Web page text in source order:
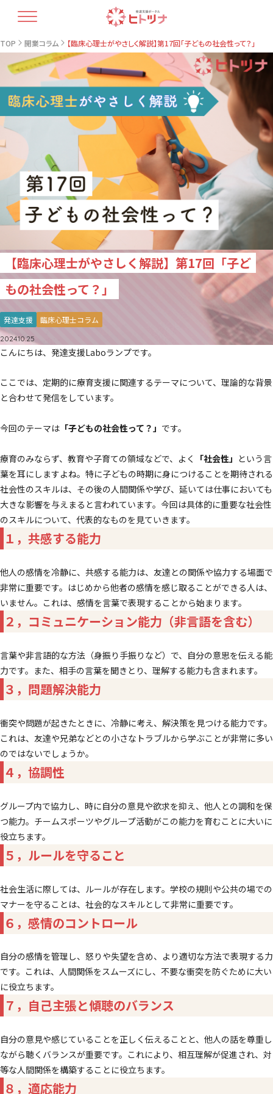
TOP
ヒトツナについて
支援プラン
療育人材育成
開業コラム
最新情報
お問い合せ・資料請求
TOP 開業コラム 【臨床心理士がやさしく解説】第17回「子どもの社会性って？」
【臨床心理士がやさしく解説】第17回「子ど
もの社会性って？」
発達支援 臨床心理士コラム
2024.10.25
こんにちは、発達支援Laboランプです。
ここでは、定期的に療育支援に関連するテーマについて、理論的な背景
と合わせて発信をしています。
今回のテーマは 「子どもの社会性って？」 です。
療育のみならず、教育や子育ての領域などで、よく 「社会性」 という言
葉を耳にしますよね。特に子どもの時期に身につけることを期待される
社会性のスキルは、その後の人間関係や学び、延いては仕事においても
大きな影響を与えまると言われています。今回は具体的に重要な社会性
のスキルについて、代表的なものを見ていきます。
１，共感する能力
他人の感情を冷静に、共感する能力は、友達との関係や協力する場面で
非常に重要です。はじめから他者の感情を感じ取ることができる人は、
いません。これは、感情を言葉で表現することから始まります。
２，コミュニケーション能力（非言語を含む）
言葉や非言語的な方法（身振り手振りなど）で、自分の意思を伝える能
力です。また、相手の言葉を聞きとり、理解する能力も含まれます。
３，問題解決能力
衝突や問題が起きたときに、冷静に考え、解決策を見つける能力です。
これは、友達や兄弟などとの小さなトラブルから学ぶことが非常に多い
のではないでしょうか。
４，協調性
グループ内で協力し、時に自分の意見や欲求を抑え、他人との調和を保
つ能力。チームスポーツやグループ活動がこの能力を育むことに大いに
役立ちます。
５，ルールを守ること
社会生活に際しては、ルールが存在します。学校の規則や公共の場での
マナーを守ることは、社会的なスキルとして非常に重要です。
６，感情のコントロール
自分の感情を管理し、怒りや失望を含め、より適切な方法で表現する力
です。これは、人間関係をスムーズにし、不要な衝突を防ぐために大い
に役立ちます。
７，自己主張と傾聴のバランス
自分の意見や感じていることを正しく伝えることと、他人の話を尊重し
ながら聴くバランスが重要です。これにより、相互理解が促進され、対
等な人間関係を構築することに役立ちます。
８，適応能力